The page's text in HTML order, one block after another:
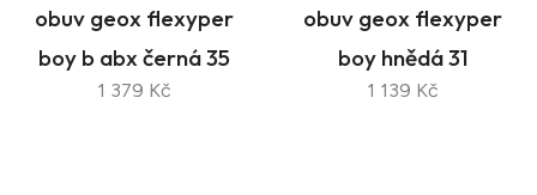
obuv geox flexyper
boy b abx černá 35
1 379 Kč
obuv geox flexyper
boy hnědá 31
1 139 Kč